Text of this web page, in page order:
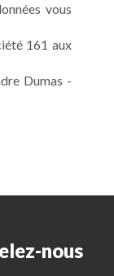
vous
161 aux
Dumas -
nous